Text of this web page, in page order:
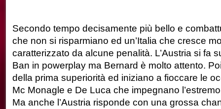
Secondo tempo decisamente più bello e
che non si risparmiano ed un’Italia che cresce
caratterizzato da alcune penalità. L’Austria si fa
Ban in powerplay ma Bernard è molto attento.
della prima superiorità ed iniziano a fioccare le
Mc Monagle e De Luca che impegnano
Ma anche l’Austria risponde con una grossa